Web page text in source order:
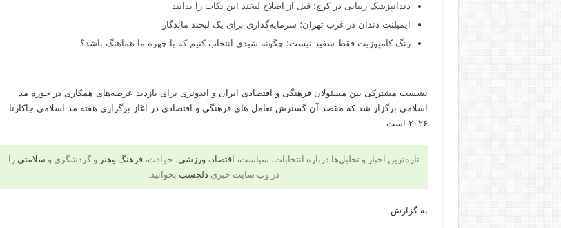
دندانپزشک زیبایی در کرج؛ قبل از اصلاح لبخند این نکات را بدانید
ایمپلنت دندان در غرب تهران؛ سرمایه‌گذاری برای یک لبخند ماندگار
رنگ کامپوزیت فقط سفید نیست؛ چگونه شیدی انتخاب کنیم که با چهره ما هماهنگ باشد؟
نشست مشترکی بین مسئولان فرهنگی و اقتصادی ایران و اندونزی برای بازدید عرصه‌های همکاری در حوزه مد
اسلامی برگزار شد که مقصد آن گسترش تعامل های فرهنگی و اقتصادی در اغاز برگزاری هفته مد اسلامی جاکارتا
۲۰۲۶ است.
تازه‌ترین اخبار و تحلیل‌ها درباره انتخابات، سیاست، اقتصاد،ورزشی، حوادث،فرهنگ وهنر و گردشگری و سلامتی را
در وب سایت خبری دلچسب بخوانید.
به گزارش